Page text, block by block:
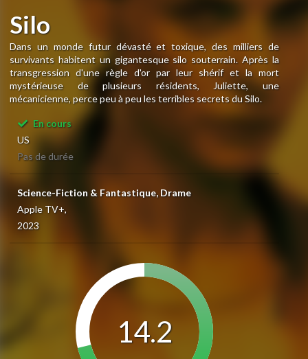
Silo
Dans un monde futur dévasté et toxique, des milliers de
survivants habitent un gigantesque silo souterrain. Après la
transgression d'une règle d'or par leur shérif et la mort
mystérieuse de plusieurs résidents, Juliette, une
mécanicienne, perce peu à peu les terribles secrets du Silo.
En cours
US
Pas de durée
Science-Fiction & Fantastique, Drame
Apple TV+,
2023
14.2